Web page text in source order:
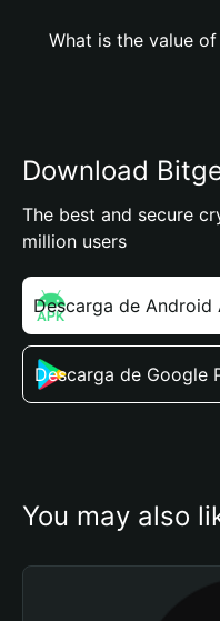
What is the value of
Download
The best and secure
million users
Descarga de Android
Descarga de Google
You may also